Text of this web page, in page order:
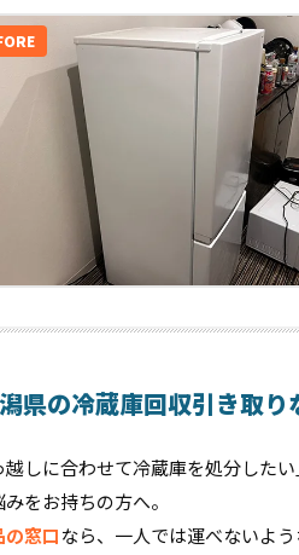
県の冷蔵庫回収引き取り
越しに合わせて冷蔵庫を処分した
をお持ちの方へ。
窓口なら、一人では運べないよ